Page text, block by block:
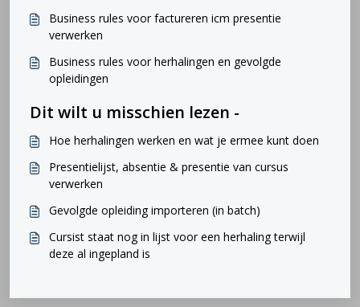
Business rules voor factureren icm presentie
verwerken
Business rules voor herhalingen en gevolgde
opleidingen
Dit wilt u misschien lezen -
Hoe herhalingen werken en wat je ermee kunt doen
Presentielijst, absentie & presentie van cursus
verwerken
Gevolgde opleiding importeren (in batch)
Cursist staat nog in lijst voor een herhaling terwijl
deze al ingepland is